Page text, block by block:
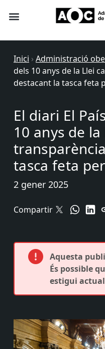
Inici › Administració
dels 10 anys de la Llei
destacant la tasca feta
El diari El
10 anys de
tasca feta per
2 gener 2025
Compartir
Aquesta
És possible
estigui